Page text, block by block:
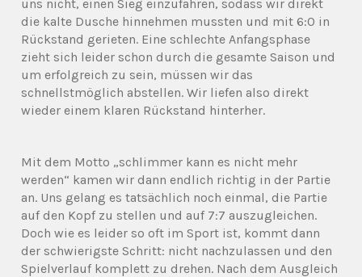
uns nicht, einen Sieg einzufahren, sodass wir direkt
die kalte Dusche hinnehmen mussten und mit 6:0 in
Rückstand gerieten. Eine schlechte Anfangsphase
zieht sich leider schon durch die gesamte Saison und
um erfolgreich zu sein, müssen wir das
schnellstmöglich abstellen. Wir liefen also direkt
wieder einem klaren Rückstand hinterher.
Mit dem Motto „schlimmer kann es nicht mehr
werden“ kamen wir dann endlich richtig in der Partie
an. Uns gelang es tatsächlich noch einmal, die Partie
auf den Kopf zu stellen und auf 7:7 auszugleichen.
Doch wie es leider so oft im Sport ist, kommt dann
der schwierigste Schritt: nicht nachzulassen und den
Spielverlauf komplett zu drehen. Nach dem Ausgleich